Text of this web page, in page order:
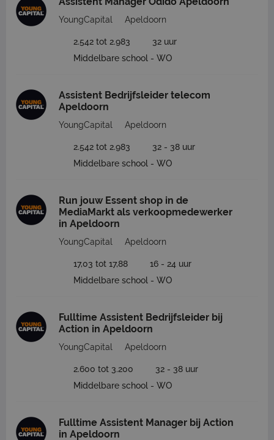
YoungCapital Apeldoorn
2.542 tot 2.983
32 uur
Middelbare school - WO
Assistent Bedrijfsleider telecom
Apeldoorn
YoungCapital Apeldoorn
2.542 tot 2.983
32 - 38 uur
Middelbare school - WO
Run jouw Essent shop in de
MediaMarkt als verkoopmedewerker
in Apeldoorn
YoungCapital Apeldoorn
17,03 tot 17,88
16 - 24 uur
Middelbare school - WO
Fulltime Assistent Bedrijfsleider bij
Action in Apeldoorn
YoungCapital Apeldoorn
2.600 tot 3.200
32 - 38 uur
Middelbare school - WO
Fulltime Assistent Manager bij Action
in Apeldoorn